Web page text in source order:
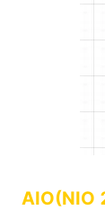
AIO(NIO